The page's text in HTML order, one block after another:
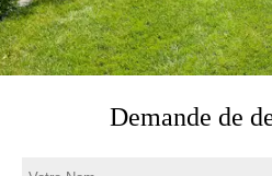
Demande de